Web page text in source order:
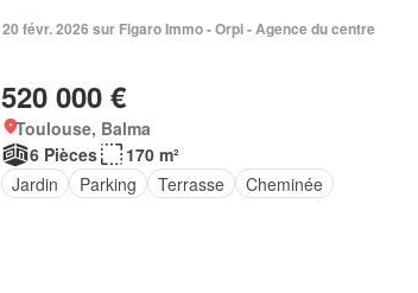
20 févr. 2026 sur Figaro Immo - Orpi - Agence du centre
520 000 €
Toulouse, Balma
6 Pièces
170 m²
Jardin
Parking Terrasse Cheminée